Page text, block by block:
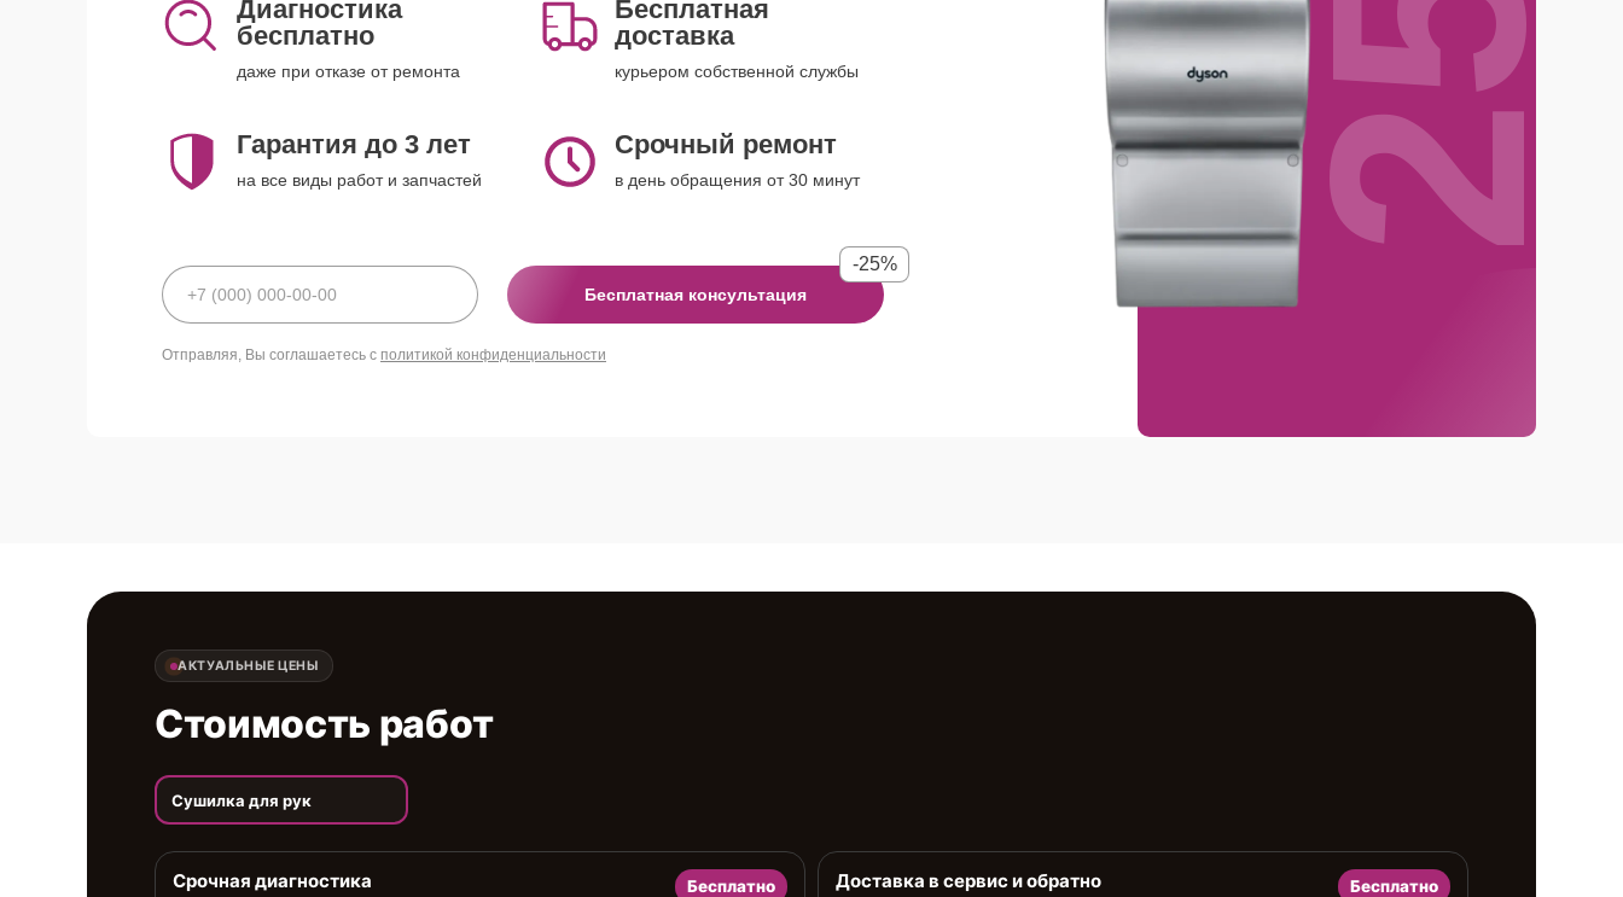
Диагностика
бесплатно
даже при отказе от ремонта
Бесплатная
доставка
курьером собственной службы
Гарантия до 3 лет
на все виды работ и запчастей
Срочный ремонт
в день обращения от 30 минут
Бесплатная консультация
-25%
Отправляя, Вы соглашаетесь с политикой конфиденциальности
АКТУАЛЬНЫЕ ЦЕНЫ
Стоимость работ
Сушилка для рук
Срочная диагностика Бесплатно Доставка в сервис и обратно Бесплатно